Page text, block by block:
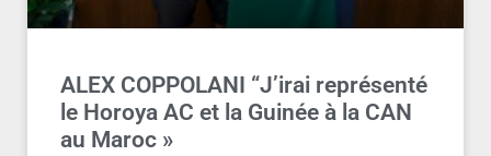
ALEX COPPOLANI “J’irai représenté
le Horoya AC et la Guinée à la CAN
au Maroc »